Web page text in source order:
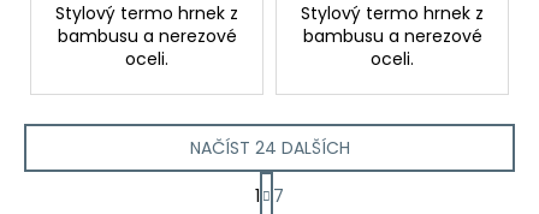
Stylový termo hrnek z
bambusu a nerezové
oceli.
Stylový termo hrnek z
bambusu a nerezové
oceli.
NAČÍST 24 DALŠÍCH
S
t
1 7